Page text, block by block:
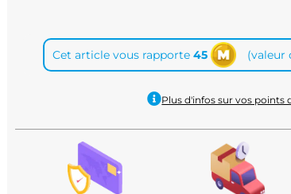
Cet article vous rapporte 45 (valeur
Plus d'infos sur vos points